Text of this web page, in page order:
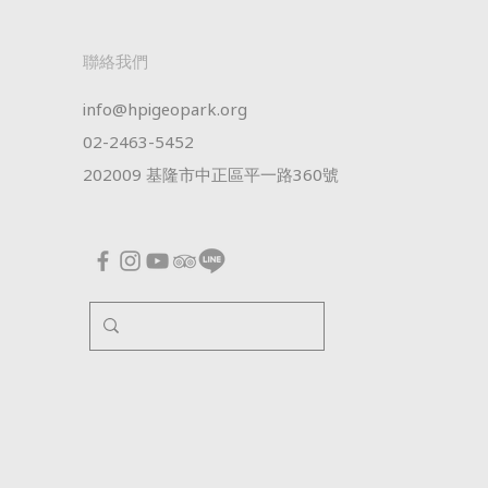
​聯絡我們
info@hpigeopark.org
02-2463-5452
202009 基隆市中正區平一路360號